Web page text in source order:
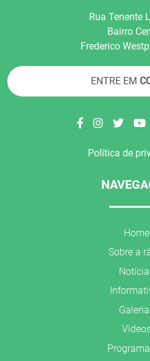
Rua Tenente
Bairro
Frederico
ENTRE EM
Política de
Home
Sobre a